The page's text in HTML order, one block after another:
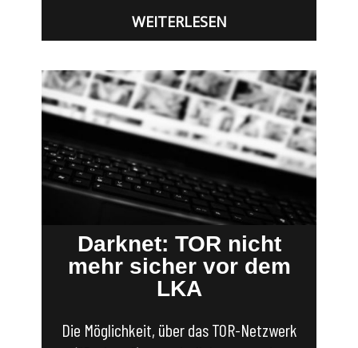
WEITERLESEN
Darknet: TOR nicht
mehr sicher vor dem
LKA
Die Möglichkeit, über das TOR-Netzwerk